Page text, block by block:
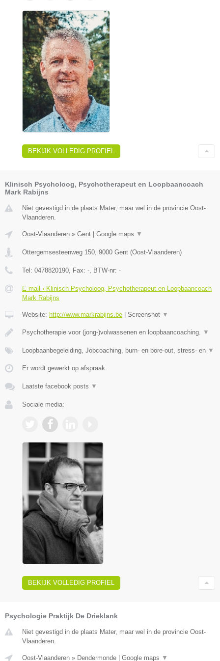
BEKIJK VOLLEDIG PROFIEL
Klinisch Psycholoog, Psychotherapeut en Loopbaancoach
Mark Rabijns
Niet gevestigd in de plaats Mater, maar wel in de provincie Oost-
Vlaanderen.
Oost-Vlaanderen » Gent Google maps ▼
Ottergemsesteenweg 150, 9000 Gent (Oost-Vlaanderen)
Tel: 0478820190, Fax: -, BTW-nr: -
E-mail › Klinisch Psycholoog, Psychotherapeut en Loopbaancoach
Mark Rabijns
Website: http://www.markrabijns.be Screenshot ▼
Psychotherapie voor (jong-)volwassenen en loopbaancoaching. ▼
Loopbaanbegeleiding, Jobcoaching, burn- en bore-out, stress- en ▼
Er wordt gewerkt op afspraak.
Laatste facebook posts ▼
Sociale media:
BEKIJK VOLLEDIG PROFIEL
Psychologie Praktijk De Drieklank
Niet gevestigd in de plaats Mater, maar wel in de provincie Oost-
Vlaanderen.
Oost-Vlaanderen » Dendermonde Google maps ▼